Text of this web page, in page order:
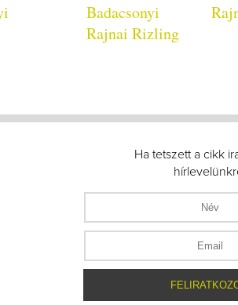
Badacsonyi
Rajnai Rizling
Ha tetszett a cikk